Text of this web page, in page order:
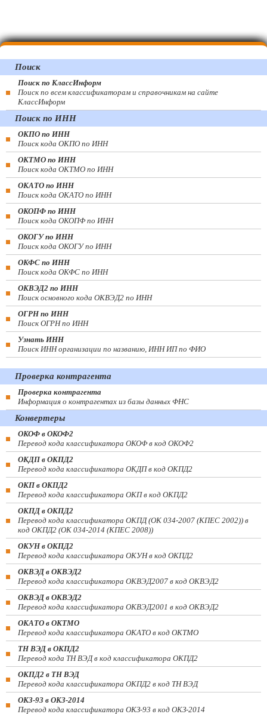
Поиск
Поиск по КлассИнформ
Поиск по всем классификаторам и справочникам на сайте
КлассИнформ
Поиск по ИНН
ОКПО по ИНН
Поиск кода ОКПО по ИНН
ОКТМО по ИНН
Поиск кода ОКТМО по ИНН
ОКАТО по ИНН
Поиск кода ОКАТО по ИНН
ОКОПФ по ИНН
Поиск кода ОКОПФ по ИНН
ОКОГУ по ИНН
Поиск кода ОКОГУ по ИНН
ОКФС по ИНН
Поиск кода ОКФС по ИНН
ОКВЭД2 по ИНН
Поиск основного кода ОКВЭД2 по ИНН
ОГРН по ИНН
Поиск ОГРН по ИНН
Узнать ИНН
Поиск ИНН организации по названию, ИНН ИП по ФИО
Проверка контрагента
Проверка контрагента
Информация о контрагентах из базы данных ФНС
Конвертеры
ОКОФ в ОКОФ2
Перевод кода классификатора ОКОФ в код ОКОФ2
ОКДП в ОКПД2
Перевод кода классификатора ОКДП в код ОКПД2
ОКП в ОКПД2
Перевод кода классификатора ОКП в код ОКПД2
ОКПД в ОКПД2
Перевод кода классификатора ОКПД (ОК 034-2007 (КПЕС 2002)) в
код ОКПД2 (ОК 034-2014 (КПЕС 2008))
ОКУН в ОКПД2
Перевод кода классификатора ОКУН в код ОКПД2
ОКВЭД в ОКВЭД2
Перевод кода классификатора ОКВЭД2007 в код ОКВЭД2
ОКВЭД в ОКВЭД2
Перевод кода классификатора ОКВЭД2001 в код ОКВЭД2
ОКАТО в ОКТМО
Перевод кода классификатора ОКАТО в код ОКТМО
ТН ВЭД в ОКПД2
Перевод кода ТН ВЭД в код классификатора ОКПД2
ОКПД2 в ТН ВЭД
Перевод кода классификатора ОКПД2 в код ТН ВЭД
ОКЗ-93 в ОКЗ-2014
Перевод кода классификатора ОКЗ-93 в код ОКЗ-2014